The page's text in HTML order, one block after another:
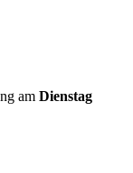
am Dienstag